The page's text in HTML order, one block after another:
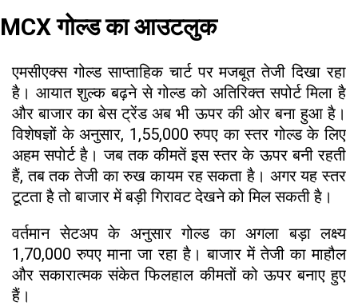
MCX गोल्ड का आउटलुक
एमसीएक्स गोल्ड साप्ताहिक चार्ट पर मजबूत तेजी दिखा रहा
है। आयात शुल्क बढ़ने से गोल्ड को अतिरिक्त सपोर्ट मिला है
और बाजार का बेस ट्रेंड अब भी ऊपर की ओर बना हुआ है।
विशेषज्ञों के अनुसार, 1,55,000 रुपए का स्तर गोल्ड के लिए
अहम सपोर्ट है। जब तक कीमतें इस स्तर के ऊपर बनी रहती
हैं, तब तक तेजी का रुख कायम रह सकता है। अगर यह स्तर
टूटता है तो बाजार में बड़ी गिरावट देखने को मिल सकती है।
वर्तमान सेटअप के अनुसार गोल्ड का अगला बड़ा लक्ष्य
1,70,000 रुपए माना जा रहा है। बाजार में तेजी का माहौल
और सकारात्मक संकेत फिलहाल कीमतों को ऊपर बनाए हुए
हैं।